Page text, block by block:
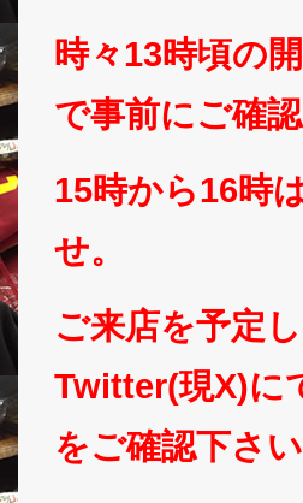
時々13時頃の
で事前にご確認
15時から16時
せ。
ご来店を予定
Twitter(現X)に
をご確認下さ